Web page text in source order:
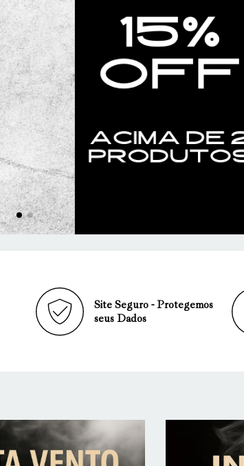
Site Seguro - Protegemos
seus Dados